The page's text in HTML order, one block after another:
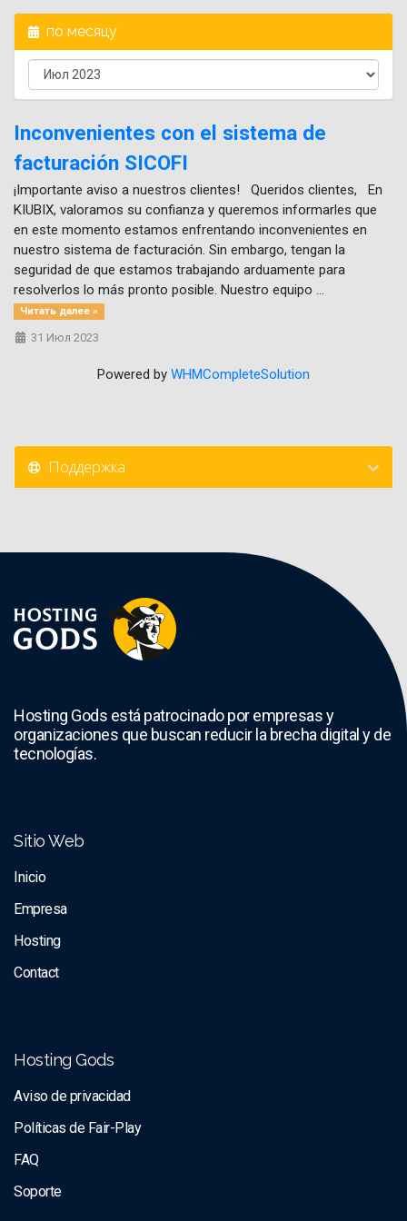
по месяцу
Inconvenientes con el sistema de
facturación SICOFI
¡Importante aviso a nuestros clientes! Queridos clientes, En
KIUBIX, valoramos su confianza y queremos informarles que
en este momento estamos enfrentando inconvenientes en
nuestro sistema de facturación. Sin embargo, tengan la
seguridad de que estamos trabajando arduamente para
resolverlos lo más pronto posible. Nuestro equipo ...
Читать далее »
31 Июл 2023
Powered by WHMCompleteSolution
Поддержка
Hosting Gods está patrocinado por empresas y
organizaciones que buscan reducir la brecha digital y de
tecnologías.
Sitio Web
Inicio
Empresa
Hosting
Contact
Hosting Gods
Aviso de privacidad
Políticas de Fair-Play
FAQ
Soporte